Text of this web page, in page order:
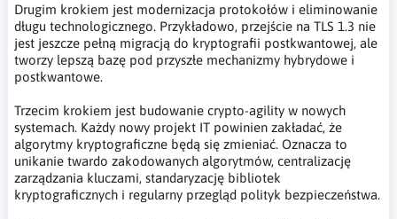
Drugim krokiem jest modernizacja protokołów i eliminowanie
długu technologicznego. Przykładowo, przejście na TLS 1.3 nie
jest jeszcze pełną migracją do kryptografii postkwantowej, ale
tworzy lepszą bazę pod przyszłe mechanizmy hybrydowe i
postkwantowe.
Trzecim krokiem jest budowanie crypto-agility w nowych
systemach. Każdy nowy projekt IT powinien zakładać, że
algorytmy kryptograficzne będą się zmieniać. Oznacza to
unikanie twardo zakodowanych algorytmów, centralizację
zarządzania kluczami, standaryzację bibliotek
kryptograficznych i regularny przegląd polityk bezpieczeństwa.